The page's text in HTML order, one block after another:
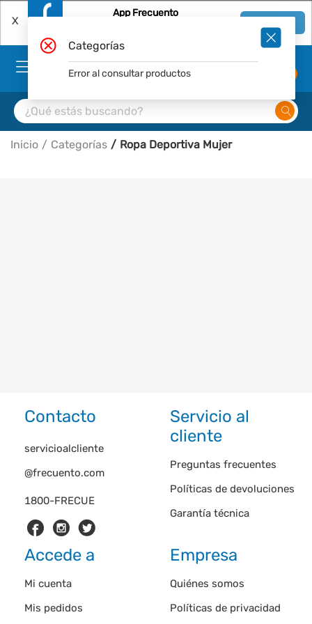
X
App Frecuento
Inicio Categorías Ropa Deportiva Mujer
Contacto
1800-FRECUE
servicioalcliente
@frecuento.com
Servicio al
cliente
Preguntas frecuentes
Políticas de devoluciones
Garantía técnica
Accede a
Mi cuenta
Mis pedidos
Empresa
Quiénes somos
Políticas de privacidad
Categorías
Error al consultar productos